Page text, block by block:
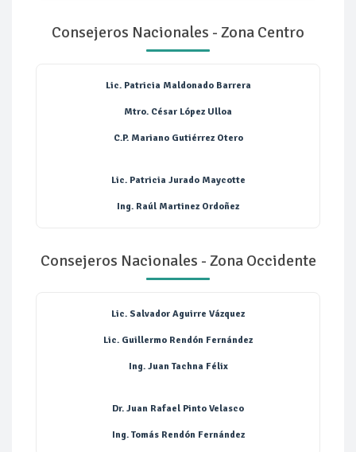
Consejeros Nacionales - Zona Centro
Lic. Patricia Maldonado Barrera
Mtro. César López Ulloa
C.P. Mariano Gutiérrez Otero
Lic. Patricia Jurado Maycotte
Ing. Raúl Martinez Ordoñez
Consejeros Nacionales - Zona Occidente
Lic. Salvador Aguirre Vázquez
Lic. Guillermo Rendón Fernández
Ing. Juan Tachna Félix
Dr. Juan Rafael Pinto Velasco
Ing. Tomás Rendón Fernández